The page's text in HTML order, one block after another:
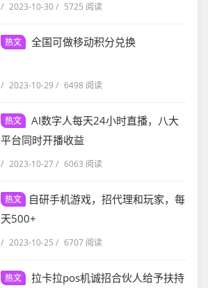
/ 2023-10-30/ 5725 阅读
热文 全国可做移动积分兑换
/ 2023-10-29 / 6498 阅读
热文
AI数字人每天24小时直播，八大
平台同时开播收益
/ 2023-10-27/ 6063 阅读
热文
自研手机游戏，招代理和玩家，每
天500+
/ 2023-10-25 / 6707 阅读
热文 拉卡拉pos机诚招合伙人给予扶持